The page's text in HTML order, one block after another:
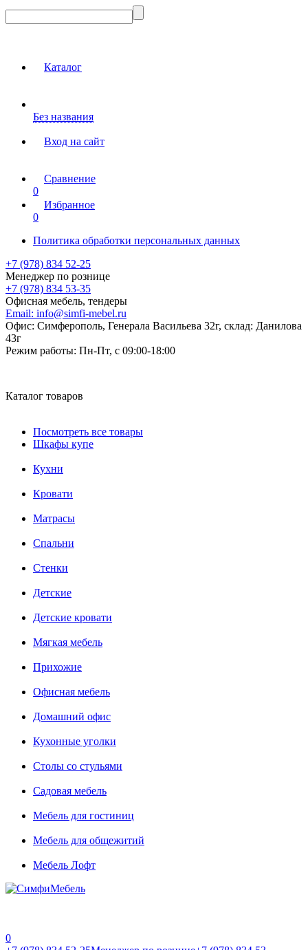
Каталог
Без названия
Вход на сайт
Сравнение
0
Избранное
0
Политика обработки персональных данных
+7 (978) 834 52-25
Менеджер по рознице
+7 (978) 834 53-35
Офисная мебель, тендеры
Email: info@simfi-mebel.ru
Офис: Симферополь, Генерала Васильева 32г, склад: Данилова
43г
Режим работы: Пн-Пт, с 09:00-18:00
Каталог товаров
Посмотреть все товары
Шкафы купе
Кухни
Кровати
Матрасы
Cпальни
Стенки
Детские
Детские кровати
Мягкая мебель
Прихожие
Офисная мебель
Домашний офис
Кухонные уголки
Столы со стульями
Садовая мебель
Мебель для гостиниц
Мебель для общежитий
Мебель Лофт
0